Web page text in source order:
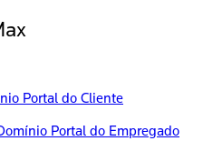
Portal do Cliente
Portal do Empregado